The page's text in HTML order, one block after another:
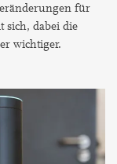
für
sich, dabei die
wichtiger.